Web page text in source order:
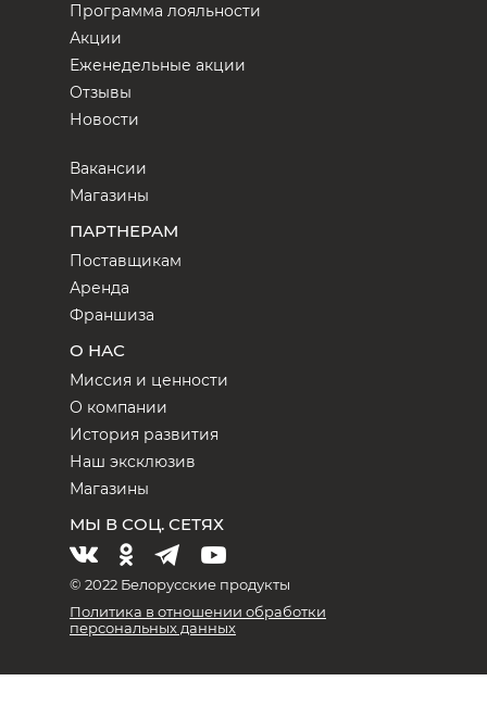
Программа лояльности
Акции
Еженедельные акции
Отзывы
Новости
Вакансии
Магазины
ПАРТНЕРАМ
Поставщикам
Аренда
Франшиза
О НАС
Миссия и ценности
О компании
История развития
Наш эксклюзив
Магазины
МЫ В СОЦ. СЕТЯХ
© 2022 Белорусские продукты
Политика в отношении обработки
персональных данных